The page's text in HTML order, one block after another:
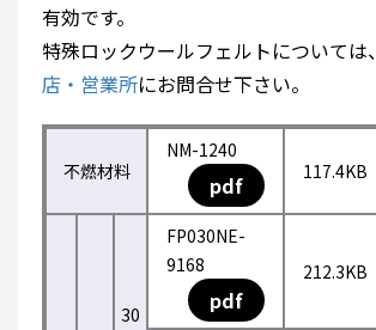
有効です。
特殊ロックウールフェルトについては、
店・営業所にお問合せ下さい。
不燃材料
NM-1240
pdf 117.4KB
30
FP030NE-
9168
pdf
212.3KB